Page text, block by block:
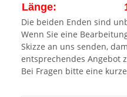
Länge:
Die beiden Enden sind
Wenn Sie eine
Skizze an uns senden,
entsprechendes Angebot
Bei Fragen bitte eine